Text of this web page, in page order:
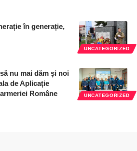
UNCATEGORIZED
în generație,
UNCATEGORIZED
nu mai dăm și noi
de Aplicație
Române